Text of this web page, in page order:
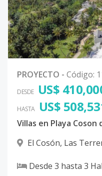
PROYECTO - Código:
DESDE US$
HASTA US$
Villas en Playa Coson
El Cosón, Las
Desde 3 hasta 3